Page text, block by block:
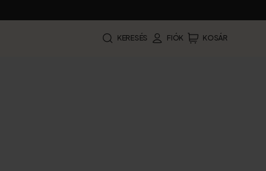
KERESÉS FIÓK KOSÁR